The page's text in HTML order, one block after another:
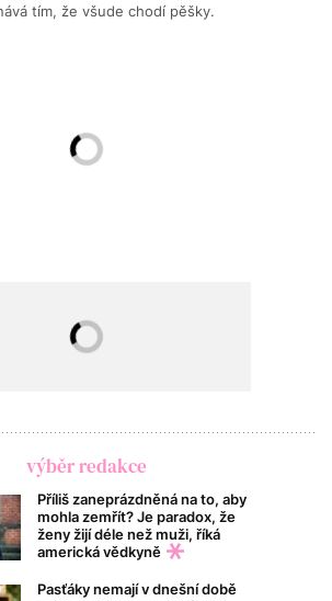
tím, že všude chodí pěšky.
výběr redakce
Příliš zaneprázdněná na to, aby
mohla zemřít? Je paradox, že
ženy žijí déle než muži, říká
americká vědkyně
Pasťáky nemají v dnešní době